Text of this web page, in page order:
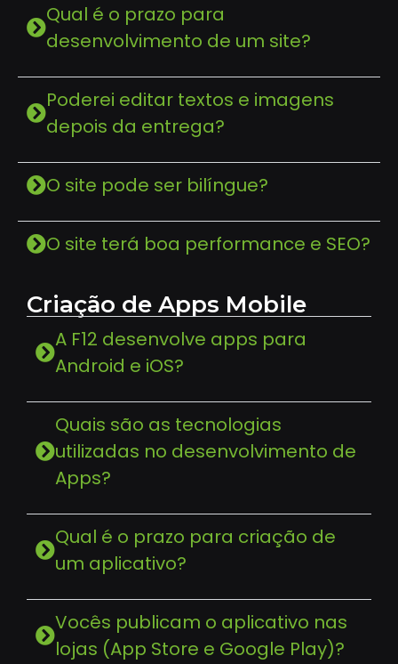
Qual é o prazo para
desenvolvimento de um site?
Poderei editar textos e imagens
depois da entrega?
O site pode ser bilíngue?
O site terá boa performance e SEO?
Criação de Apps Mobile
A F12 desenvolve apps para
Android e iOS?
Quais são as tecnologias
utilizadas no desenvolvimento de
Apps?
Qual é o prazo para criação de
um aplicativo?
Vocês publicam o aplicativo nas
lojas (App Store e Google Play)?